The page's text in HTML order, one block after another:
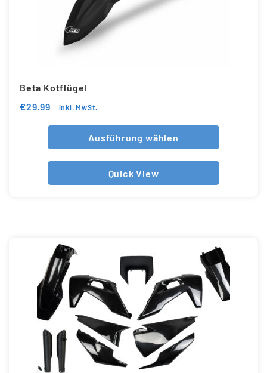
Beta Kotflügel
€29.99 inkl. MwSt.
Ausführung wählen
Quick View